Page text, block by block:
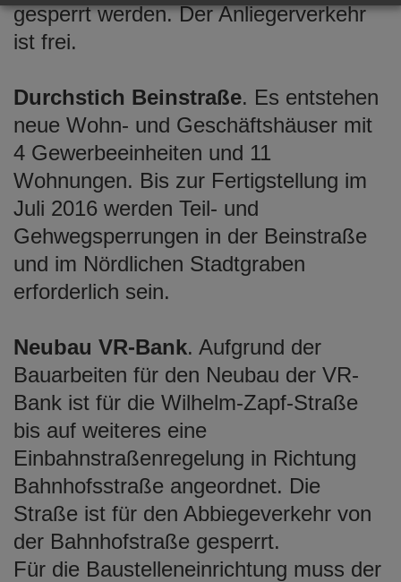
gesperrt werden. Der Anliegerverkehr
ist frei.
Durchstich Beinstraße. Es entstehen
neue Wohn- und Geschäftshäuser mit
4 Gewerbeeinheiten und 11
Wohnungen. Bis zur Fertigstellung im
Juli 2016 werden Teil- und
Gehwegsperrungen in der Beinstraße
und im Nördlichen Stadtgraben
erforderlich sein.
Neubau VR-Bank. Aufgrund der
Bauarbeiten für den Neubau der VR-
Bank ist für die Wilhelm-Zapf-Straße
bis auf weiteres eine
Einbahnstraßenregelung in Richtung
Bahnhofsstraße angeordnet. Die
Straße ist für den Abbiegeverkehr von
der Bahnhofstraße gesperrt.
Für die Baustelleneinrichtung muss der